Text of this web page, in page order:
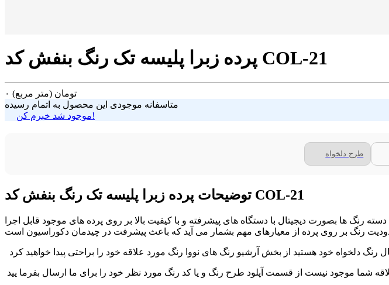
پرده زبرا پلیسه تک رنگ بنفش کد COL-21
۰ تومان (متر مربع)
متاسفانه موجودی این محصول به اتمام رسیده
موجود شد خبرم کن!
طرح دلخواه
توضیحات پرده زبرا پلیسه تک رنگ بنفش کد COL-21
رنگ ها بصورت دیجیتال با دستگاه های پیشرفته و با کیفیت بالا بر روی پرده های موجود قابل اجرا